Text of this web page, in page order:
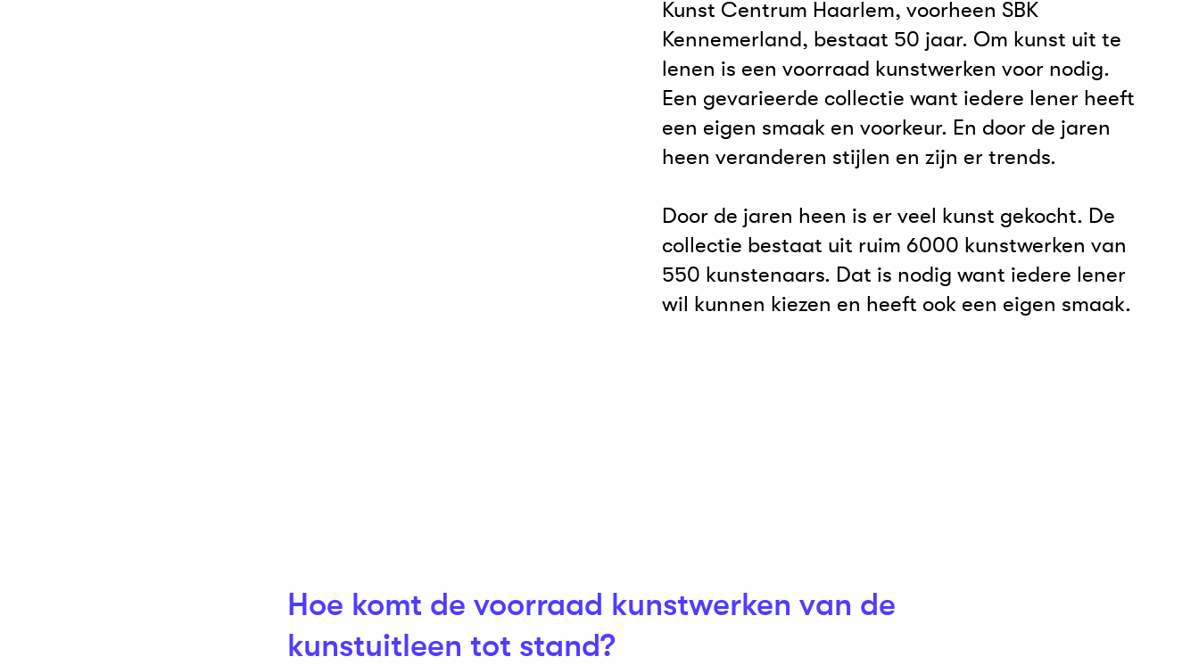
Kunst Centrum Haarlem, voorheen SBK
Kennemerland, bestaat 50 jaar. Om kunst uit te
lenen is een voorraad kunstwerken voor nodig.
Een gevarieerde collectie want iedere lener heeft
een eigen smaak en voorkeur. En door de jaren
heen veranderen stijlen en zijn er trends.
Door de jaren heen is er veel kunst gekocht. De
collectie bestaat uit ruim 6000 kunstwerken van
550 kunstenaars. Dat is nodig want iedere lener
wil kunnen kiezen en heeft ook een eigen smaak.
Hoe komt de voorraad kunstwerken van de
kunstuitleen tot stand?